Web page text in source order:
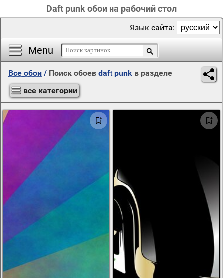
Daft punk обои на рабочий стол
Menu
Язык сайта:
Все обои / Поиск обоев daft punk в разделе
все категории